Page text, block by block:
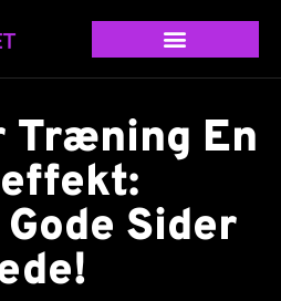
Træning En
Sider